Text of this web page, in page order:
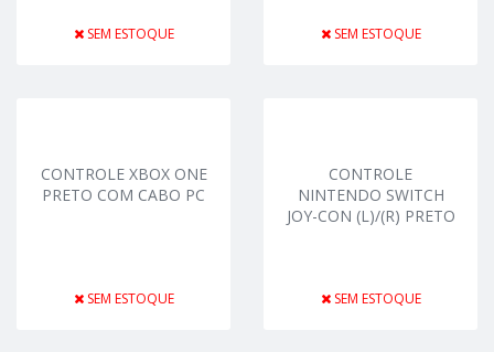
SEM ESTOQUE SEM ESTOQUE
CONTROLE XBOX ONE
PRETO COM CABO PC
SEM ESTOQUE
CONTROLE
NINTENDO SWITCH
JOY-CON (L)/(R) PRETO
SEM ESTOQUE